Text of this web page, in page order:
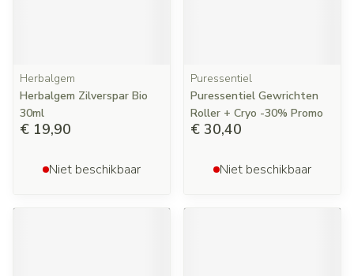
Herbalgem
Herbalgem Zilverspar Bio
30ml
€ 19,90
Niet beschikbaar
Puressentiel
Puressentiel Gewrichten
Roller + Cryo -30% Promo
€ 30,40
Niet beschikbaar